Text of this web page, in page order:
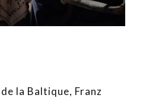
la Baltique, Franz